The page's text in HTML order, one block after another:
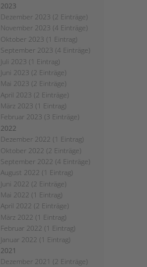
2023
Dezember 2023 (2 Einträge)
November 2023 (4 Einträge)
Oktober 2023 (1 Eintrag)
September 2023 (4 Einträge)
Juli 2023 (1 Eintrag)
Juni 2023 (2 Einträge)
Mai 2023 (2 Einträge)
April 2023 (2 Einträge)
März 2023 (1 Eintrag)
Februar 2023 (3 Einträge)
2022
Dezember 2022 (1 Eintrag)
Oktober 2022 (2 Einträge)
September 2022 (4 Einträge)
August 2022 (1 Eintrag)
Juni 2022 (2 Einträge)
Mai 2022 (1 Eintrag)
April 2022 (2 Einträge)
März 2022 (1 Eintrag)
Februar 2022 (1 Eintrag)
Januar 2022 (1 Eintrag)
2021
Dezember 2021 (2 Einträge)